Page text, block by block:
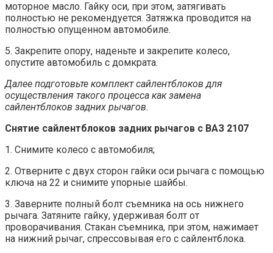
моторное масло. Гайку оси, при этом, затягивать
полностью не рекомендуется. Затяжка проводится на
полностью опущенном автомобиле.
5. Закрепите опору, наденьте и закрепите колесо,
опустите автомобиль с домкрата.
Далее подготовьте комплект сайлентблоков для
осуществления такого процесса как замена
сайлентблоков задних рычагов.
Снятие сайлентблоков задних рычагов с ВАЗ 2107
1. Снимите колесо с автомобиля;
2. Отверните с двух сторон гайки оси рычага с помощью
ключа на 22 и снимите упорные шайбы.
3. Заверните полный болт съемника на ось нижнего
рычага. Затяните гайку, удерживая болт от
проворачивания. Стакан съемника, при этом, нажимает
на нижний рычаг, спрессовывая его с сайлентблока.